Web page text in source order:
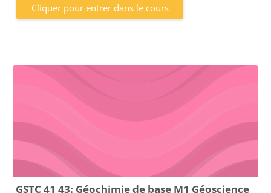
Cliquer pour entrer dans le cours
GSTC 41 43: Géochimie de base M1 Géoscience